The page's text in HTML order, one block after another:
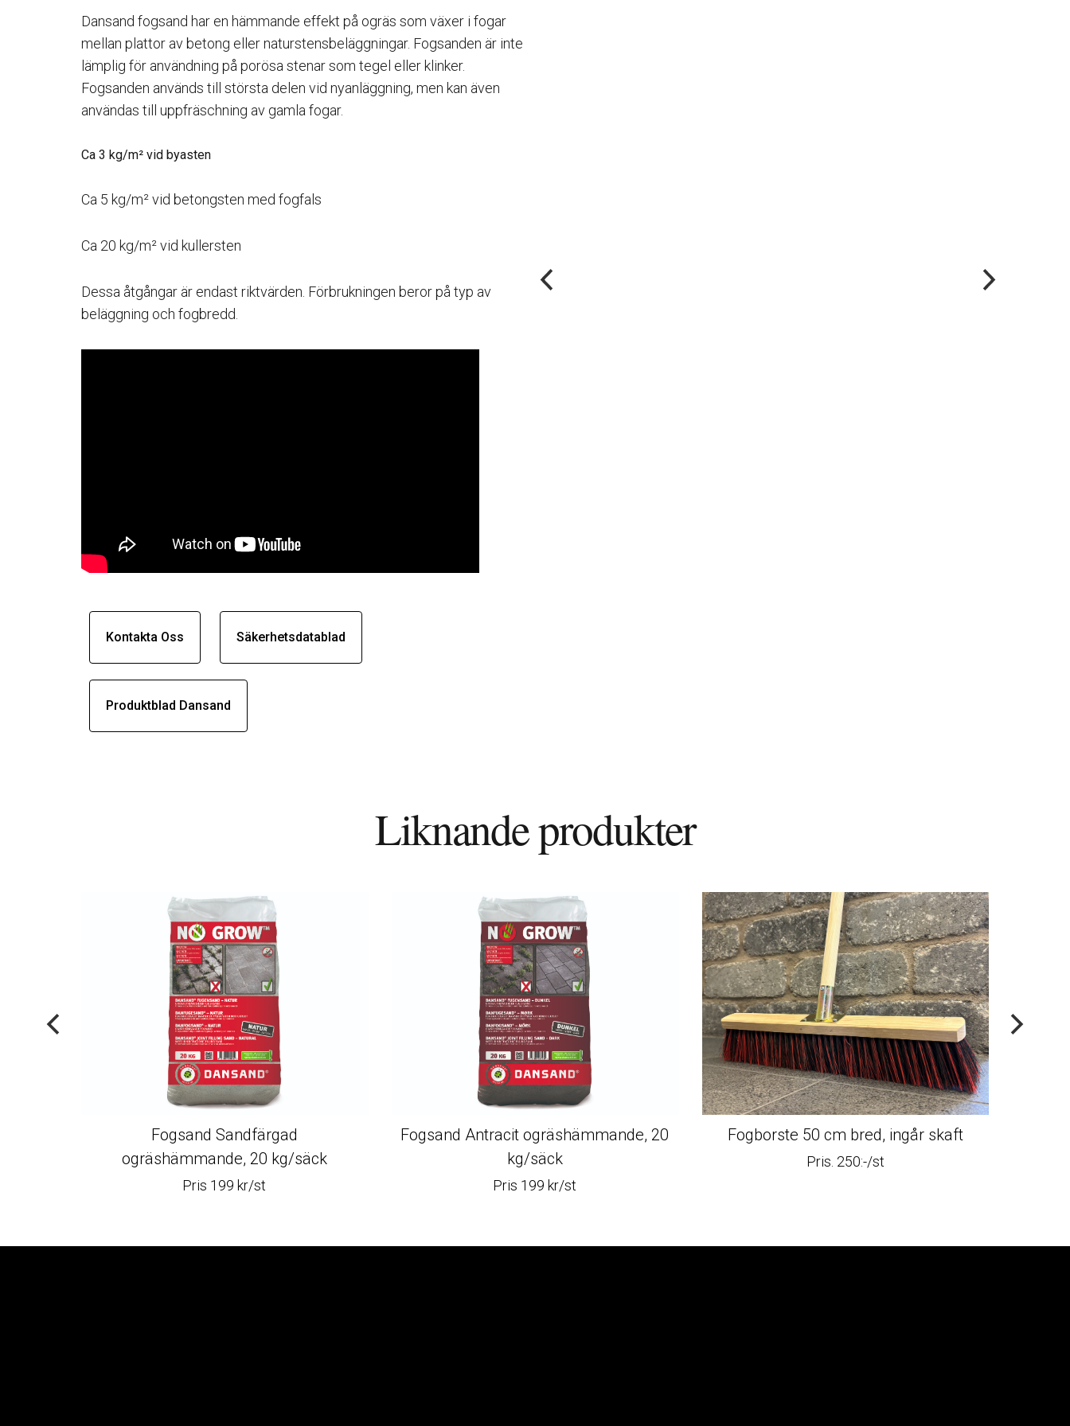
Dansand fogsand har en hämmande effekt på ogräs som växer i fogar
mellan plattor av betong eller naturstensbeläggningar. Fogsanden är inte
lämplig för användning på porösa stenar som tegel eller klinker.
Fogsanden används till största delen vid nyanläggning, men kan även
användas till uppfräschning av gamla fogar.
Ca 3 kg/m² vid byasten
Ca 5 kg/m² vid betongsten med fogfals
Ca 20 kg/m² vid kullersten
Dessa åtgångar är endast riktvärden. Förbrukningen beror på typ av
beläggning och fogbredd.
Kontakta Oss Säkerhetsdatablad
Produktblad Dansand
Liknande produkter
Fogsand Sandfärgad
ogräshämmande, 20 kg/säck
Pris 199 kr/st
Fogsand Antracit ogräshämmande, 20
kg/säck
Pris 199 kr/st
Fogborste 50 cm bred, ingår skaft
Pris. 250:-/st